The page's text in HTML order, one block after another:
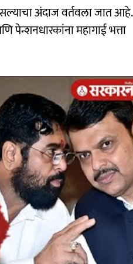
अंदाज वर्तवला जात आहे.
पेन्शनधारकांना महागाई भत्ता